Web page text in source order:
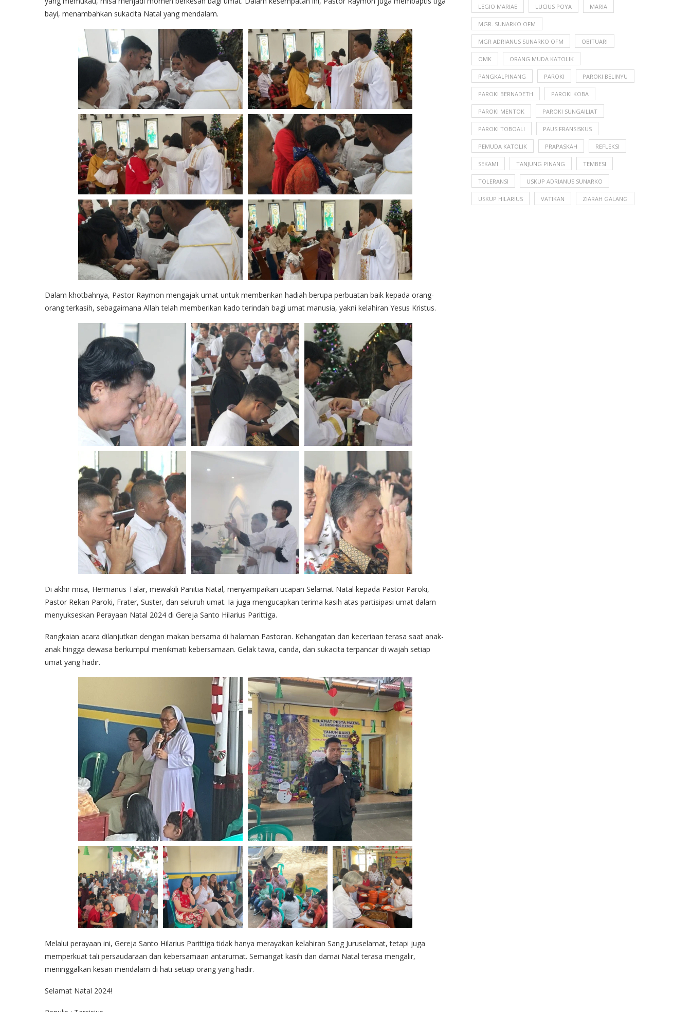
bayi, menambahkan sukacita Natal yang mendalam.
Dalam khotbahnya, Pastor Raymon mengajak umat untuk memberikan hadiah berupa perbuatan baik kepada orang-
orang terkasih, sebagaimana Allah telah memberikan kado terindah bagi umat manusia, yakni kelahiran Yesus Kristus.
Di akhir misa, Hermanus Talar, mewakili Panitia Natal, menyampaikan ucapan Selamat Natal kepada Pastor Paroki,
Pastor Rekan Paroki, Frater, Suster, dan seluruh umat. Ia juga mengucapkan terima kasih atas partisipasi umat dalam
menyukseskan Perayaan Natal 2024 di Gereja Santo Hilarius Parittiga.
Rangkaian acara dilanjutkan dengan makan bersama di halaman Pastoran. Kehangatan dan keceriaan terasa saat anak-
anak hingga dewasa berkumpul menikmati kebersamaan. Gelak tawa, canda, dan sukacita terpancar di wajah setiap
umat yang hadir.
Melalui perayaan ini, Gereja Santo Hilarius Parittiga tidak hanya merayakan kelahiran Sang Juruselamat, tetapi juga
memperkuat tali persaudaraan dan kebersamaan antarumat. Semangat kasih dan damai Natal terasa mengalir,
meninggalkan kesan mendalam di hati setiap orang yang hadir.
Selamat Natal 2024!
LEGIO MARIAE LUCIUS POYA MARIA
MGR. SUNARKO OFM
MGR ADRIANUS SUNARKO OFM OBITUARI
OMK ORANG MUDA KATOLIK
PANGKALPINANG PAROKI PAROKI BELINYU
PAROKI BERNADETH PAROKI KOBA
PAROKI MENTOK PAROKI SUNGAILIAT
PAROKI TOBOALI PAUS FRANSISKUS
PEMUDA KATOLIK PRAPASKAH REFLEKSI
SEKAMI TANJUNG PINANG TEMBESI
TOLERANSI USKUP ADRIANUS SUNARKO
USKUP HILARIUS VATIKAN ZIARAH GALANG